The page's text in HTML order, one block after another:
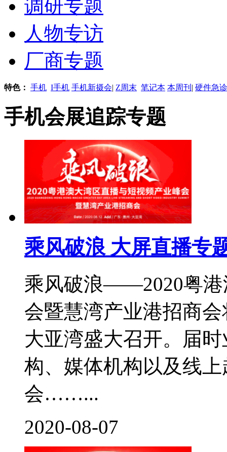
调研专题
人物专访
厂商专题
特色： 手机 I手机 手机新摄会| Z周末 笔记本 本周刊 | 硬件急
手机会展追踪专题
乘风破浪 大屏直播专
乘风破浪——2020粤港
会暨慧湾产业港招商
大亚湾盛大召开。届
构、媒体机构以及线
会……...
2020-08-07